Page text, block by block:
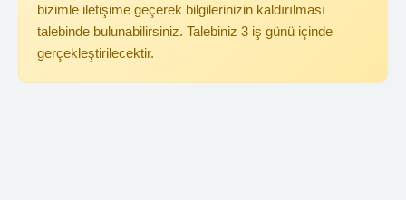
bizimle iletişime geçerek bilgilerinizin kaldırılması
talebinde bulunabilirsiniz. Talebiniz 3 iş günü içinde
gerçekleştirilecektir.